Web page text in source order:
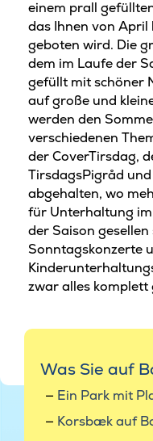
einem prall
das Ihnen von April
geboten wird. Die
dem im Laufe der
gefüllt mit schöner
auf große und
werden den
verschiedenen
der CoverTirsdag,
TirsdagsPigråd
abgehalten, wo
für Unterhaltung
der Saison
Sonntagskonzerte
zwar alles komplett
Was Sie auf
Ein Park mit
Korsbæk auf